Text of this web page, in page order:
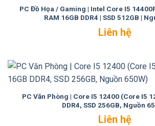
PC Đồ Họa / Gaming | Intel Core I5
RAM 16GB DDR4 | SSD 512GB |
Liên hệ
PC Văn Phòng | Core I5 12400 (Core I5
DDR4, SSD 256GB, Nguồn
Liên hệ